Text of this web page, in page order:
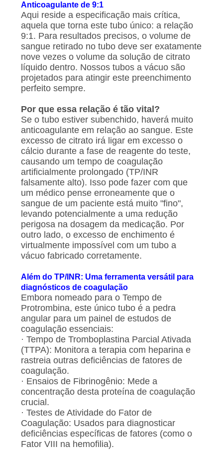
Anticoagulante de 9:1
Aqui reside a especificação mais crítica,
aquela que torna este tubo único: a relação
9:1. Para resultados precisos, o volume de
sangue retirado no tubo deve ser exatamente
nove vezes o volume da solução de citrato
líquido dentro. Nossos tubos a vácuo são
projetados para atingir este preenchimento
perfeito sempre.
Por que essa relação é tão vital?
Se o tubo estiver subenchido, haverá muito
anticoagulante em relação ao sangue. Este
excesso de citrato irá ligar em excesso o
cálcio durante a fase de reagente do teste,
causando um tempo de coagulação
artificialmente prolongado (TP/INR
falsamente alto). Isso pode fazer com que
um médico pense erroneamente que o
sangue de um paciente está muito "fino",
levando potencialmente a uma redução
perigosa na dosagem da medicação. Por
outro lado, o excesso de enchimento é
virtualmente impossível com um tubo a
vácuo fabricado corretamente.
Além do TP/INR: Uma ferramenta versátil para
diagnósticos de coagulação
Embora nomeado para o Tempo de
Protrombina, este único tubo é a pedra
angular para um painel de estudos de
coagulação essenciais:
· Tempo de Tromboplastina Parcial Ativada
(TTPA): Monitora a terapia com heparina e
rastreia outras deficiências de fatores de
coagulação.
· Ensaios de Fibrinogênio: Mede a
concentração desta proteína de coagulação
crucial.
· Testes de Atividade do Fator de
Coagulação: Usados para diagnosticar
deficiências específicas de fatores (como o
Fator VIII na hemofilia).